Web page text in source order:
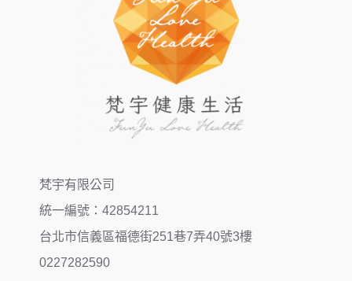
梵宇有限公司
統一編號：42854211
台北市信義區福德街251巷7弄40號3樓
0227282590